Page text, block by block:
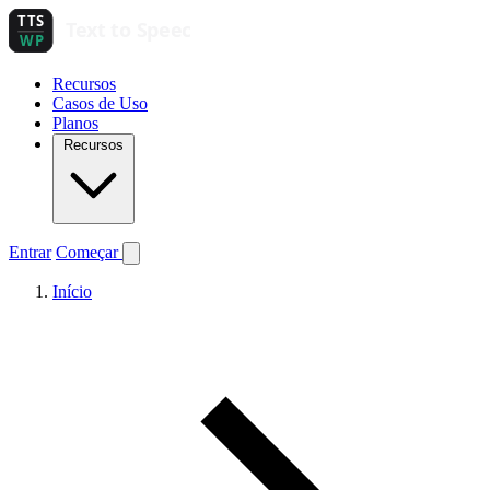
Recursos
Casos de Uso
Planos
Recursos
Entrar Começar
Início